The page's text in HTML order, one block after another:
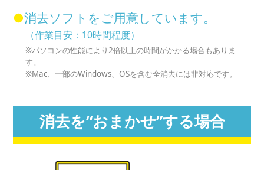
●消去ソフトをご用意しています。
（作業目安：10時間程度）
※パソコンの性能により2倍以上の時間がかかる場合もありま
す。
※Mac、一部のWindows、OSを含む全消去には非対応です。
消去を“おまかせ”する場合